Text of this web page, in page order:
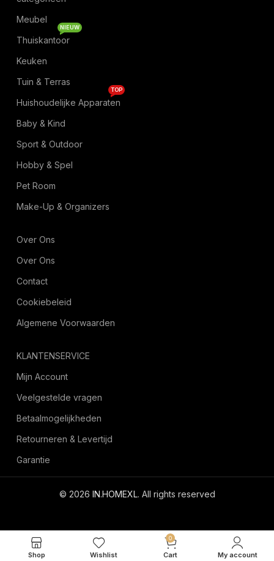
Meubel
Thuiskantoor
NIEUW
Keuken
Tuin & Terras
Huishoudelijke Apparaten
TOP
Baby & Kind
Sport & Outdoor
Hobby & Spel
Pet Room
Make-Up & Organizers
Over Ons
Over Ons
Contact
Cookiebeleid
Algemene Voorwaarden
KLANTENSERVICE
Mijn Account
Veelgestelde vragen
Betaalmogelijkheden
Retourneren & Levertijd
Garantie
© 2026 IN.HOMEXL. All rights reserved
Shop Wishlist
0
Cart My account